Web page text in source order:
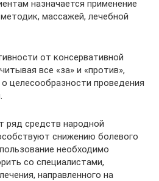
назначается применение
массажей, лечебной
от консервативной
все «за» и «против»,
целесообразности проведения
ряд средств народной
снижению болевого
необходимо
со специалистами,
направленного на